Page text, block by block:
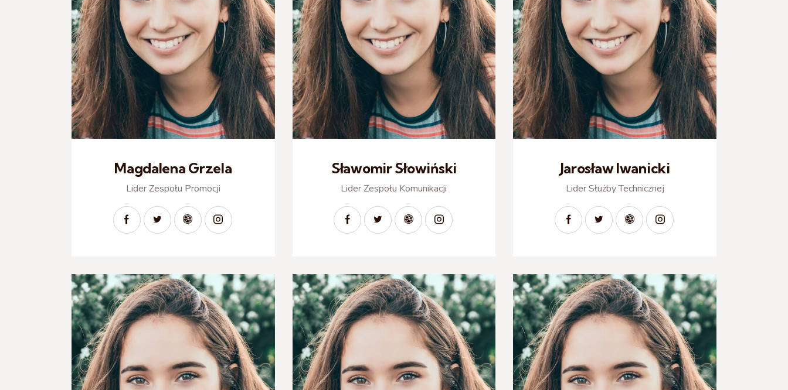
Magdalena Grzela
Lider Zespołu Promocji
Sławomir Słowiński
Lider Zespołu Komunikacji
Jarosław Iwanicki
Lider Służby Technicznej